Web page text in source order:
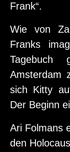
Frank“.
Wie von
Franks
Tagebuch
Amsterdam
sich Kitty
Der Beginn
Ari Folmans
den